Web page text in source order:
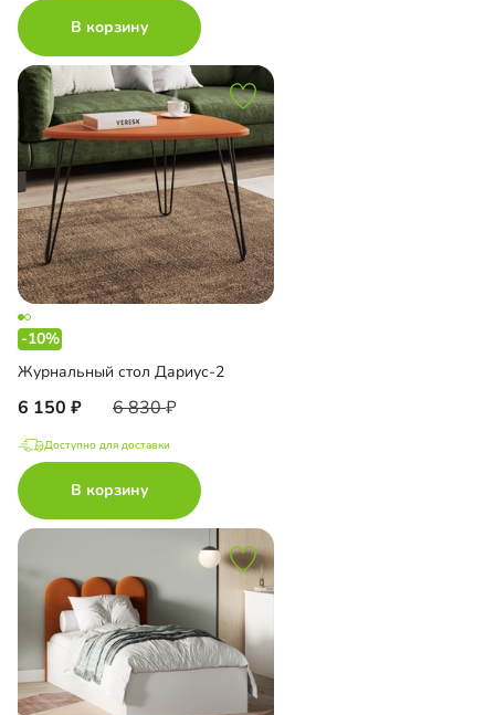
В корзину
-10%
Журнальный стол Дариус-2
6 150 6 830
Доступно для доставки
В корзину